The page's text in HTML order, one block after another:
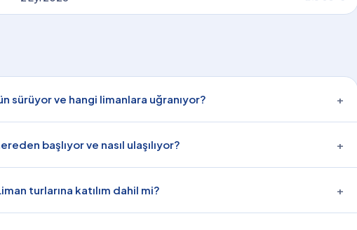
sürüyor ve hangi limanlara uğranıyor? +
başlıyor ve nasıl ulaşılıyor? +
turlarına katılım dahil mi? +